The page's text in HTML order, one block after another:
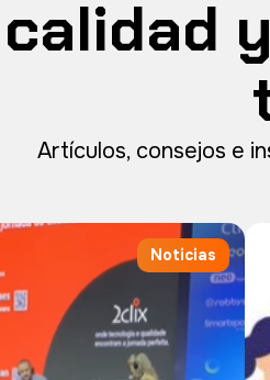
calidad
Artículos, consejos e
Noticias